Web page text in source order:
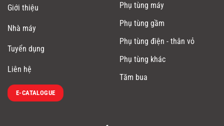
Giới thiệu
Nhà máy
Tuyển dụng
Liên hệ
E-CATALOGUE
Phụ tùng máy
Phụ tùng gầm
Phụ tùng điện - thân vỏ
Phụ tùng khác
Tăm bua